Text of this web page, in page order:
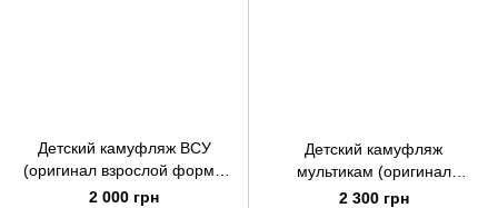
Детский камуфляж ВСУ
(оригинал взрослой формы
Украины)
2 000 грн
Детский камуфляж
мультикам (оригинал
взрослой формы Нато)
2 300 грн